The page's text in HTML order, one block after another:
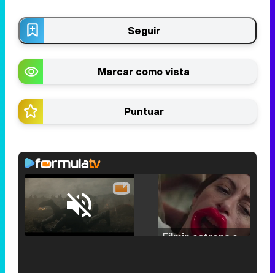
Seguir
Marcar como vista
Puntuar
/
Loaded:
29.30%